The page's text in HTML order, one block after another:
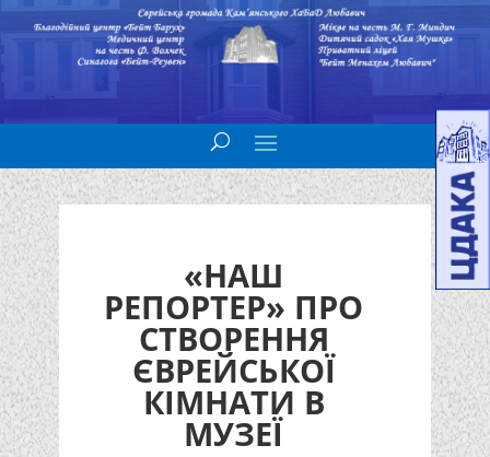
«НАШ
РЕПОРТЕР» ПРО
СТВОРЕННЯ
ЄВРЕЙСЬКОЇ
КІМНАТИ В
МУЗЕЇ